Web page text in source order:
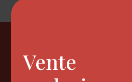
Newsletter
Vente